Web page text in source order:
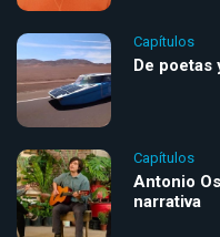
Capítulos
De poetas
Capítulos
Antonio
narrativa